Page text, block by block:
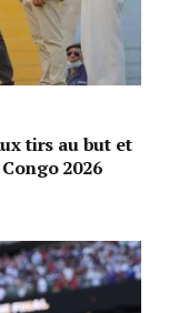
tirs au but et
2026